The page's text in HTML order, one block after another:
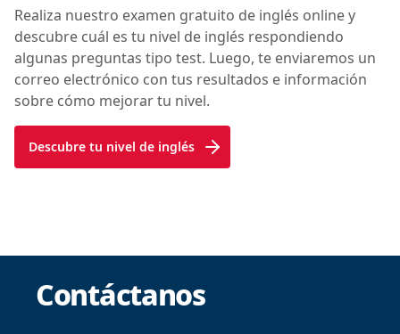
Realiza nuestro examen gratuito de inglés online y
descubre cuál es tu nivel de inglés respondiendo
algunas preguntas tipo test. Luego, te enviaremos un
correo electrónico con tus resultados e información
sobre cómo mejorar tu nivel.
Descubre tu nivel de inglés
Contáctanos